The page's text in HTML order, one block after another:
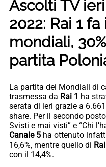
Ascolti TV
2022: Rai 1
mondiali,
partita
La partita dei Mondiali di
trasmessa da Rai 1 ha
serata di ieri grazie a
share. Per il secondo
Svisti e mai visti” e “Chi
Canale 5 ha ottenuto
16,6%, mentre quello di
con il 14,4%.